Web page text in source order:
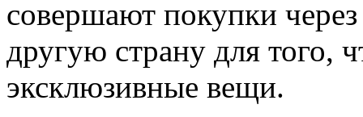
совершают покупки
другую страну для того,
эксклюзивные вещи.